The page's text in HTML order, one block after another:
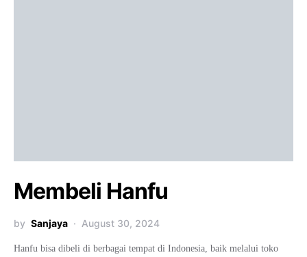
Membeli Hanfu
by Sanjaya August 30, 2024
Hanfu bisa dibeli di berbagai tempat di Indonesia, baik melalui toko